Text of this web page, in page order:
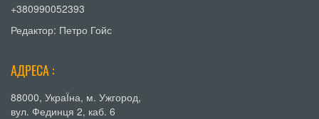
+380990052393
Редактор: Петро Гойс
АДРЕСА :
88000, УкраЇна, м. Ужгород,
вул. Фединця 2, каб. 6